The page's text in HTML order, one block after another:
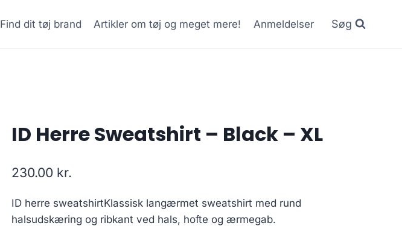
Find dit tøj brand Artikler om tøj og meget mere! Anmeldelser Søg
ID Herre Sweatshirt – Black – XL
230.00 kr.
ID herre sweatshirtKlassisk langærmet sweatshirt med rund
halsudskæring og ribkant ved hals, hofte og ærmegab.